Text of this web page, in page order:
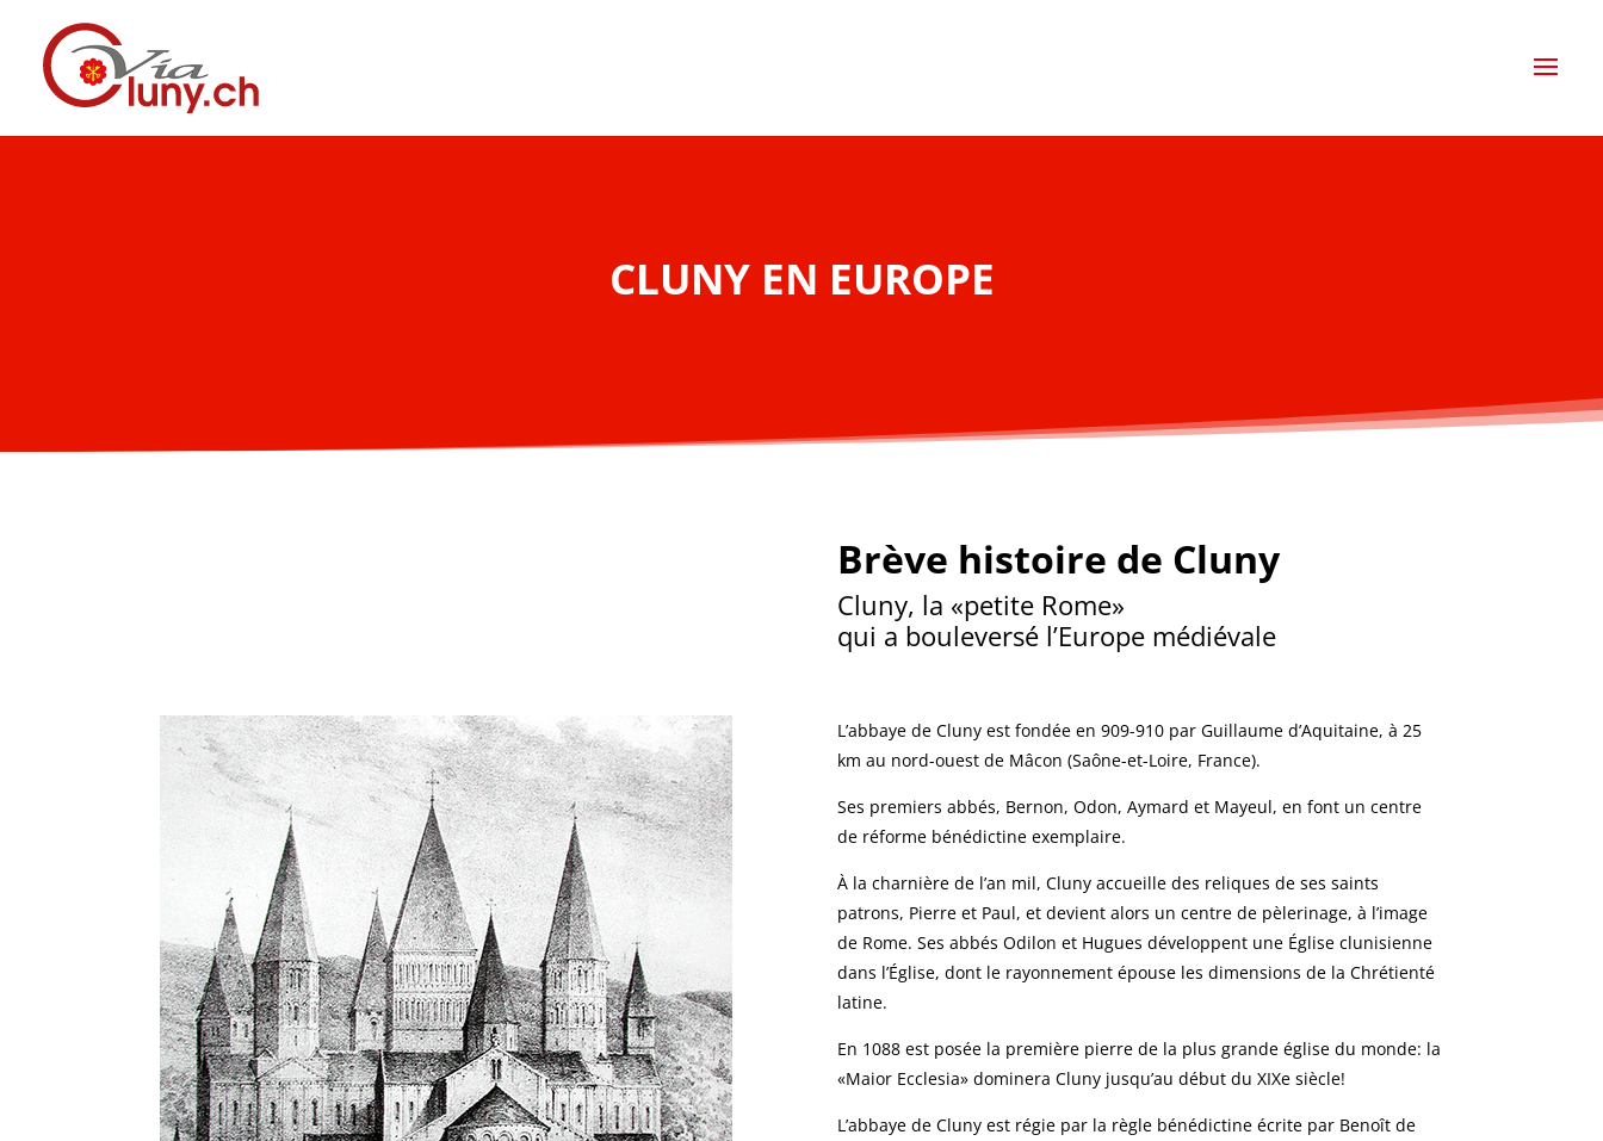
CLUNY EN EUROPE
Brève histoire de Cluny
Cluny, la «petite Rome»
qui a bouleversé l’Europe médiévale
L’abbaye de Cluny est fondée en 909-910 par Guillaume d’Aquitaine, à 25
km au nord-ouest de Mâcon (Saône-et-Loire, France).
Ses premiers abbés, Bernon, Odon, Aymard et Mayeul, en font un centre
de réforme bénédictine exemplaire.
À la charnière de l’an mil, Cluny accueille des reliques de ses saints
patrons, Pierre et Paul, et devient alors un centre de pèlerinage, à l’image
de Rome. Ses abbés Odilon et Hugues développent une Église clunisienne
dans l’Église, dont le rayonnement épouse les dimensions de la Chrétienté
latine.
En 1088 est posée la première pierre de la plus grande église du monde: la
«Maior Ecclesia» dominera Cluny jusqu’au début du XIXe siècle!
L’abbaye de Cluny est régie par la règle bénédictine écrite par Benoît de